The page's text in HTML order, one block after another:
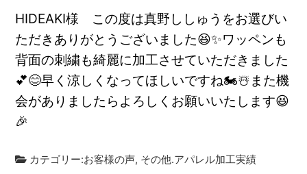
HIDEAKI様 この度は真野ししゅうをお選びい
ただきありがとうございました😆✨ワッペンも
背面の刺繍も綺麗に加工させていただきました
💕😊早く涼しくなってほしいですね🏍️☃️また機
会がありましたらよろしくお願いいたします😆
🎉
カテゴリー:お客様の声, その他.アパレル加工実績